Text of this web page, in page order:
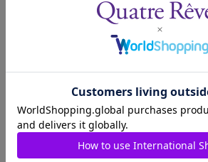
●精密機器を衝撃から完全に保護できるも
扱いには十分ご注意ください。
●表生地に撥水加工を施しておりますが、
らの水漏れ、溜まった雨水が浸透する場合
●撥水加工は永久的ではありません。使用
●濡れたまま他の繊維などの上に放置した